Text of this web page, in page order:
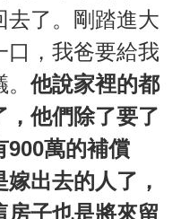
去了。剛踏進大
口，我爸要給我
。他說家裡的都
，他們除了要了
900萬的補償
出去的人了，
房子也是將來留